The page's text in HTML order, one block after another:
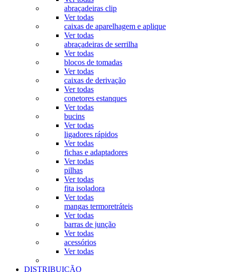
abraçadeiras clip
Ver todas
caixas de aparelhagem e aplique
Ver todas
abraçadeiras de serrilha
Ver todas
blocos de tomadas
Ver todas
caixas de derivação
Ver todas
conetores estanques
Ver todas
bucins
Ver todas
ligadores rápidos
Ver todas
fichas e adaptadores
Ver todas
pilhas
Ver todas
fita isoladora
Ver todas
mangas termoretráteis
Ver todas
barras de junção
Ver todas
acessórios
Ver todas
DISTRIBUIÇÃO